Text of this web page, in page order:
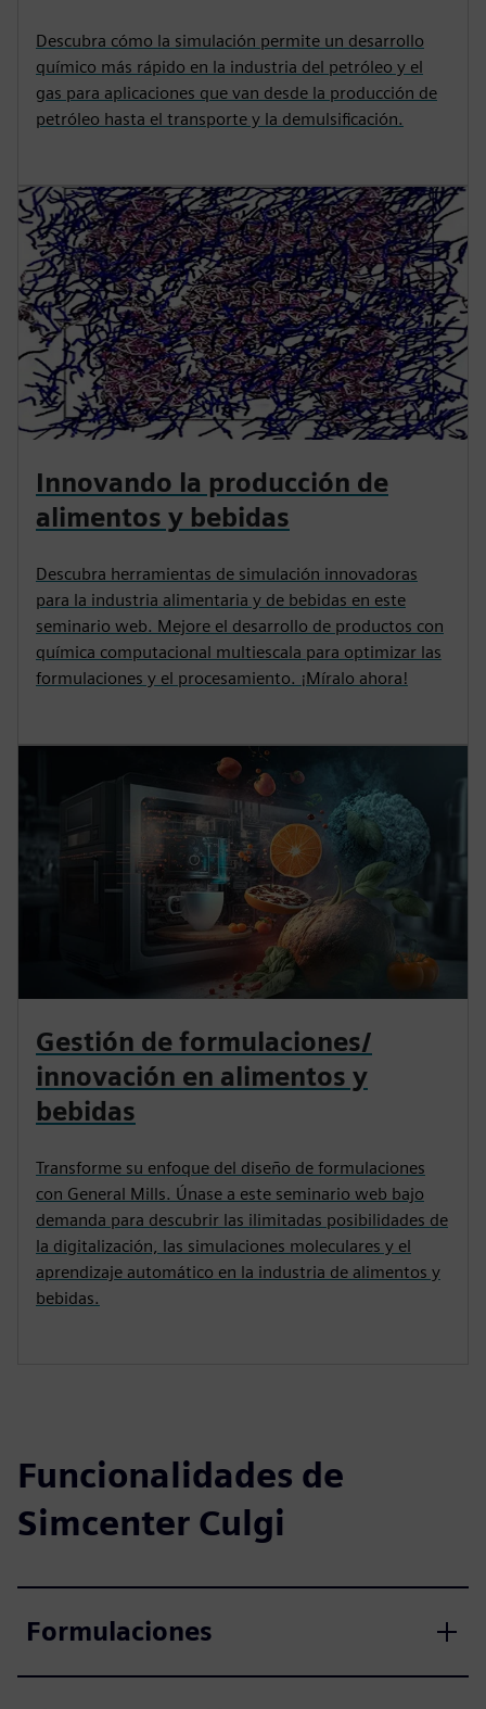
Descubra cómo la simulación permite un desarrollo
químico más rápido en la industria del petróleo y el
gas para aplicaciones que van desde la producción de
petróleo hasta el transporte y la demulsificación.
Innovando la producción de
alimentos y bebidas
Descubra herramientas de simulación innovadoras
para la industria alimentaria y de bebidas en este
seminario web. Mejore el desarrollo de productos con
química computacional multiescala para optimizar las
formulaciones y el procesamiento. ¡Míralo ahora!
Gestión de formulaciones/
innovación en alimentos y
bebidas
Transforme su enfoque del diseño de formulaciones
con General Mills. Únase a este seminario web bajo
demanda para descubrir las ilimitadas posibilidades de
la digitalización, las simulaciones moleculares y el
aprendizaje automático en la industria de alimentos y
bebidas.
Funcionalidades de
Simcenter Culgi
Formulaciones